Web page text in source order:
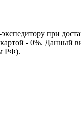
при
- 0%. Данный
РФ).